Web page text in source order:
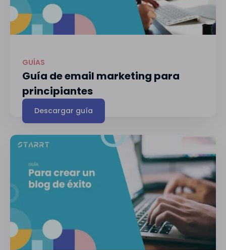
GUÍAS
Guía de email marketing para
principiantes
Descargar guía